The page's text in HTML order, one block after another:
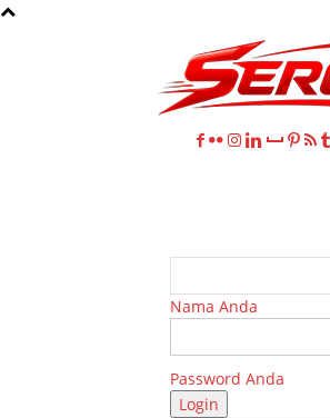
Nama Anda
Password Anda